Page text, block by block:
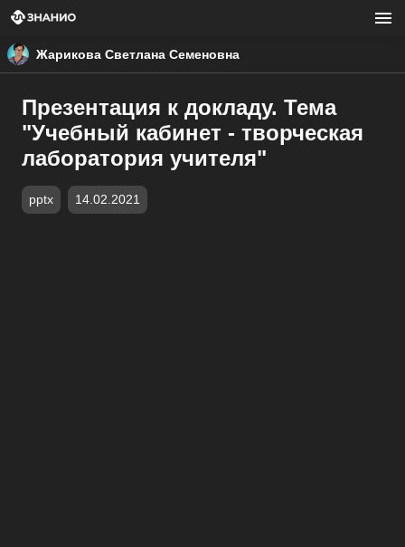
Жарикова Светлана Семеновна
Презентация к докладу. Тема
"Учебный кабинет - творческая
лаборатория учителя"
pptx 14.02.2021